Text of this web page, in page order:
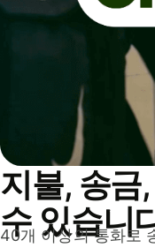
지불, 송금
수 있습니
40개 이상의 통화로